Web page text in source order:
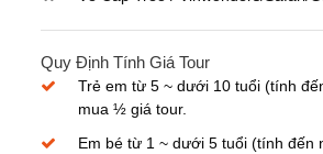
Quy Định Tính Giá Tour
Trẻ em từ 5 ~ dưới 10 tuổi (tính
mua ½ giá tour.
Em bé từ 1 ~ dưới 5 tuổi (tính đến